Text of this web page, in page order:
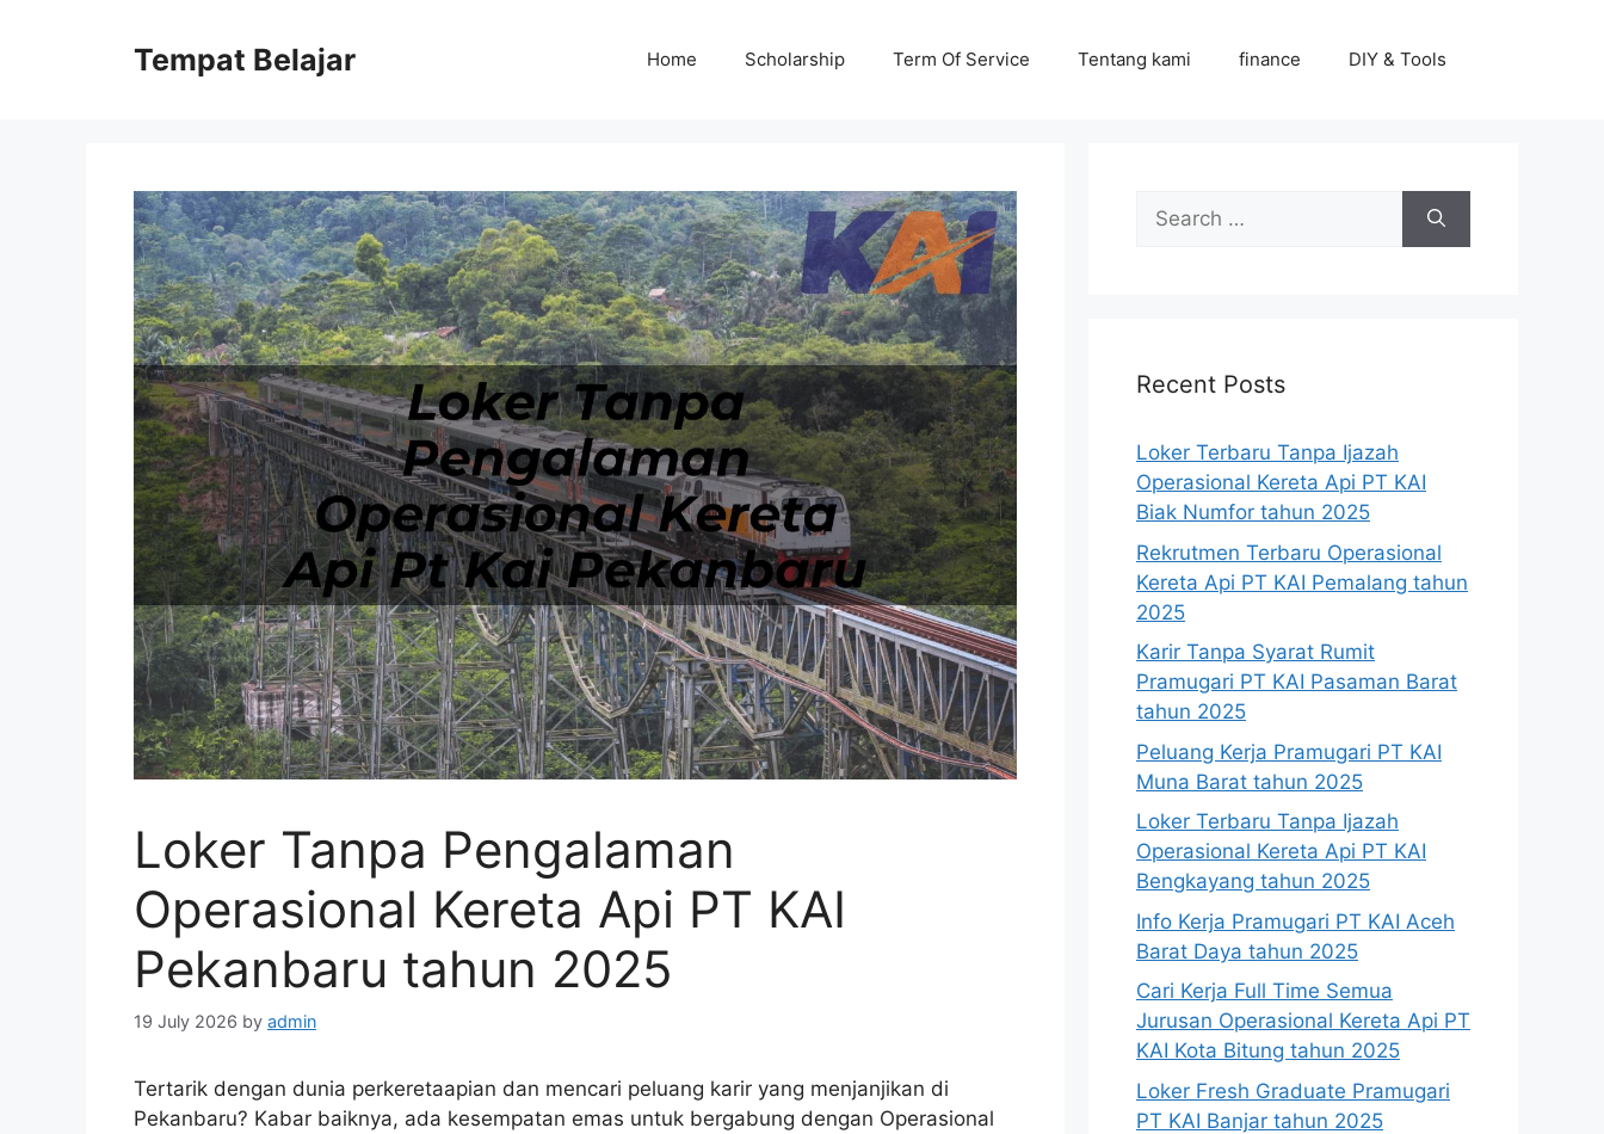
Tempat Belajar Home Scholarship Term Of Service Tentang kami finance DIY & Tools
Loker Tanpa Pengalaman
Operasional Kereta Api PT KAI
Pekanbaru tahun 2025
19 July 2026 by admin
Tertarik dengan dunia perkeretaapian dan mencari peluang karir yang menjanjikan di
Pekanbaru? Kabar baiknya, ada kesempatan emas untuk bergabung dengan Operasional
Search
for:
Recent Posts
Loker Terbaru Tanpa Ijazah
Operasional Kereta Api PT KAI
Biak Numfor tahun 2025
Rekrutmen Terbaru Operasional
Kereta Api PT KAI Pemalang tahun
2025
Karir Tanpa Syarat Rumit
Pramugari PT KAI Pasaman Barat
tahun 2025
Peluang Kerja Pramugari PT KAI
Muna Barat tahun 2025
Loker Terbaru Tanpa Ijazah
Operasional Kereta Api PT KAI
Bengkayang tahun 2025
Info Kerja Pramugari PT KAI Aceh
Barat Daya tahun 2025
Cari Kerja Full Time Semua
Jurusan Operasional Kereta Api PT
KAI Kota Bitung tahun 2025
Loker Fresh Graduate Pramugari
PT KAI Banjar tahun 2025